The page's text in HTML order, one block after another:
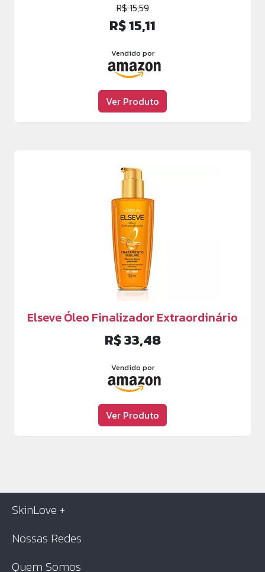
R$ 15,59
R$ 15,11
Vendido por
Ver Produto
Elseve Óleo Finalizador Extraordinário
R$ 33,48
Vendido por
Ver Produto
SkinLove +
Nossas Redes
Quem Somos